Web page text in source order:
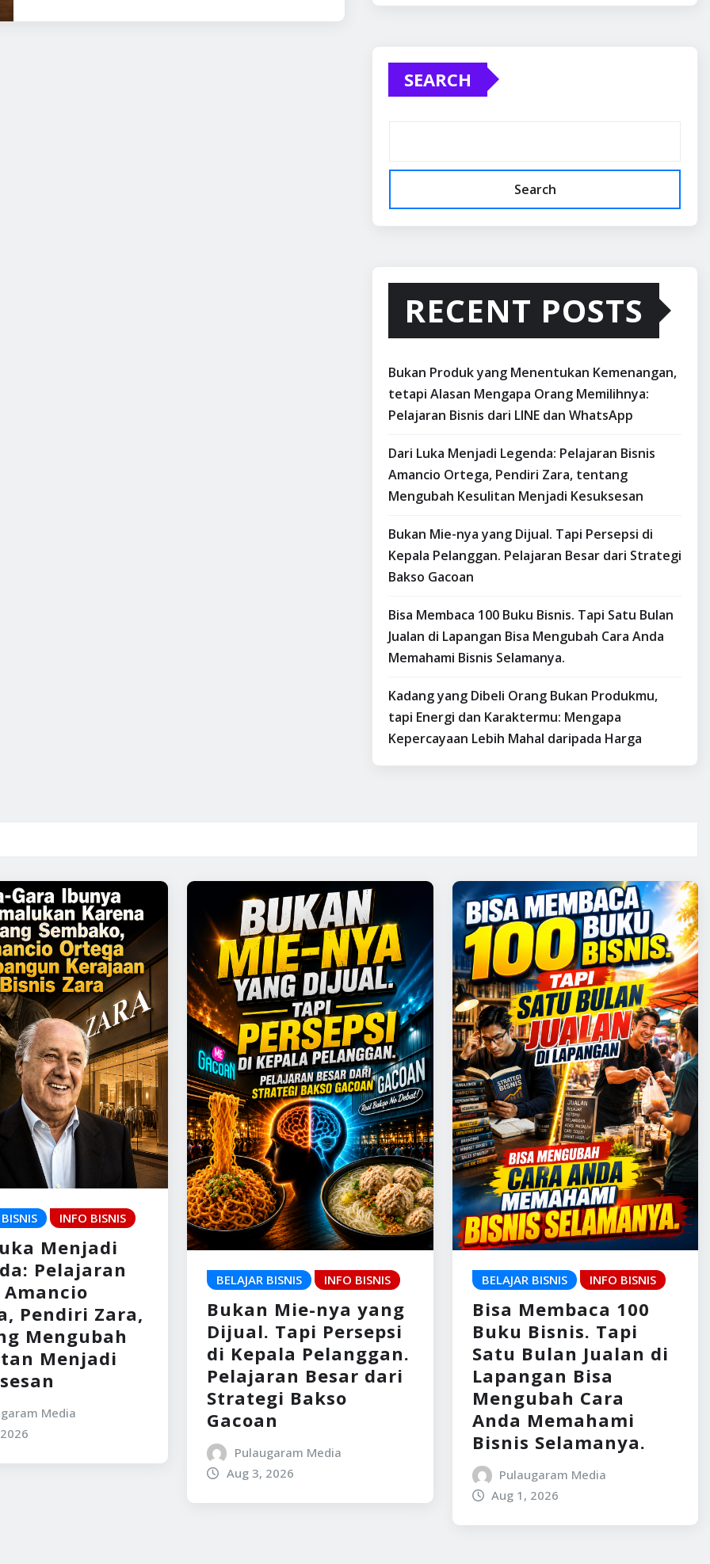
SEARCH
Search
RECENT POSTS
Bukan Produk yang Menentukan Kemenangan,
tetapi Alasan Mengapa Orang Memilihnya:
Pelajaran Bisnis dari LINE dan WhatsApp
Dari Luka Menjadi Legenda: Pelajaran Bisnis
Amancio Ortega, Pendiri Zara, tentang
Mengubah Kesulitan Menjadi Kesuksesan
Bukan Mie-nya yang Dijual. Tapi Persepsi di
Kepala Pelanggan. Pelajaran Besar dari Strategi
Bakso Gacoan
Bisa Membaca 100 Buku Bisnis. Tapi Satu Bulan
Jualan di Lapangan Bisa Mengubah Cara Anda
Memahami Bisnis Selamanya.
Kadang yang Dibeli Orang Bukan Produkmu,
tapi Energi dan Karaktermu: Mengapa
Kepercayaan Lebih Mahal daripada Harga
INFO BISNIS
Menjadi
Pelajaran
Amancio
Pendiri Zara,
Mengubah
Menjadi
Media
BELAJAR BISNIS INFO BISNIS
Bukan Mie-nya yang
Dijual. Tapi Persepsi
di Kepala Pelanggan.
Pelajaran Besar dari
Strategi Bakso
Gacoan
Pulaugaram Media
Aug 3, 2026
BELAJAR BISNIS INFO BISNIS
Bisa Membaca 100
Buku Bisnis. Tapi
Satu Bulan Jualan di
Lapangan Bisa
Mengubah Cara
Anda Memahami
Bisnis Selamanya.
Pulaugaram Media
Aug 1, 2026